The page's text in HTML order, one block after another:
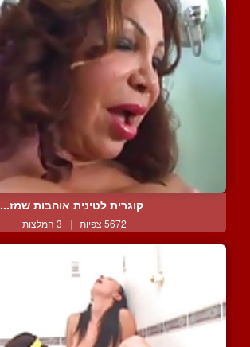
קוגרית לטינית אוהבות שמז...
5672 צפיות | 3 המלצות